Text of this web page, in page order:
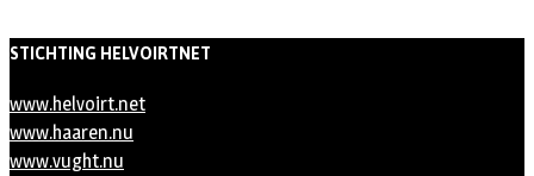
STICHTING HELVOIRTNET
www.helvoirt.net
www.haaren.nu
www.vught.nu